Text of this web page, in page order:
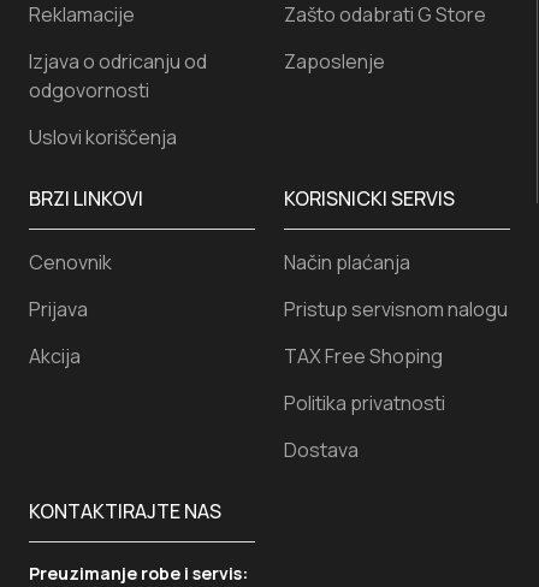
KORISNICKI SERVIS
Način plaćanja
Pristup servisnom nalogu
TAX Free Shoping
Politika privatnosti
Dostava
Reklamacije
Izjava o odricanju od
odgovornosti
Uslovi koriščenja
KONTAKTIRAJTE NAS
Preuzimanje robe i servis:
Zašto odabrati G Store
Zaposlenje
BRZI LINKOVI
Cenovnik
Prijava
Akcija